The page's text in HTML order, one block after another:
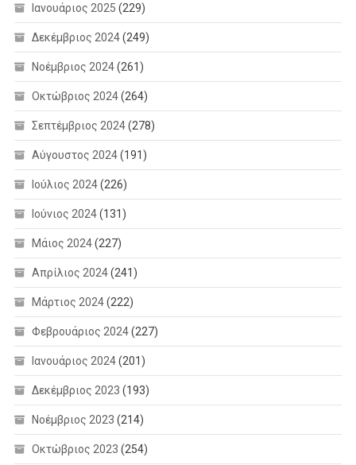
Ιανουάριος 2025 (229)
Δεκέμβριος 2024(249)
Νοέμβριος 2024(261)
Οκτώβριος 2024(264)
Σεπτέμβριος 2024(278)
Αύγουστος 2024(191)
Ιούλιος 2024(226)
Ιούνιος 2024(131)
Μάιος 2024(227)
Απρίλιος 2024(241)
Μάρτιος 2024(222)
Φεβρουάριος 2024(227)
Ιανουάριος 2024(201)
Δεκέμβριος 2023 (193)
Νοέμβριος 2023 (214)
Οκτώβριος 2023 (254)